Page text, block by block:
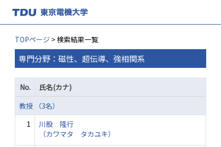
TOPページ > 検索結果一覧
専門分野：磁性、超伝導、強相関系
No.
氏名(カナ)
教授 （3名）
1
川股 隆行
（カワマタ タカユキ）